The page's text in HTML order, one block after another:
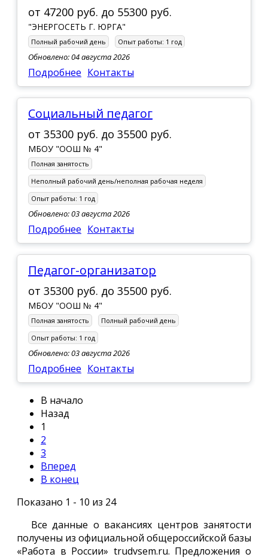
от 47200 руб. до 55300 руб.
"ЭНЕРГОСЕТЬ Г. ЮРГА"
Полный рабочий день Опыт работы: 1 год
Обновлено: 04 августа 2026
Подробнее Контакты
Социальный педагог
от 35300 руб. до 35500 руб.
МБОУ "ООШ № 4"
Полная занятость
Неполный рабочий день/неполная рабочая неделя
Опыт работы: 1 год
Обновлено: 03 августа 2026
Подробнее Контакты
Педагог-организатор
от 35300 руб. до 35500 руб.
МБОУ "ООШ № 4"
Полная занятость
Полный рабочий день
Опыт работы: 1 год
Обновлено: 03 августа 2026
Подробнее Контакты
В начало
Назад
1
2
3
Вперед
В конец
Показано 1 - 10 из 24
Все данные о вакансиях центров занятости
получены из официальной общероссийской базы
«Работа в России» trudvsem.ru. Предложения о